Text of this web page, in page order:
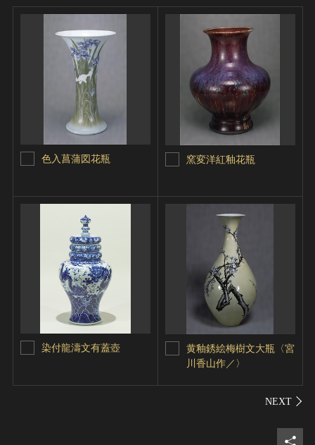
色入菖蒲図花瓶 窯変洋紅釉花瓶
染付龍濤文有蓋壺
黄釉銹絵梅樹文大瓶〈宮
川香山作／〉
シェ